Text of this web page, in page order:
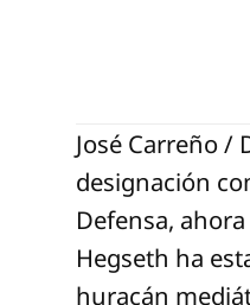
José Carreño /
designación
Defensa,
Hegseth ha
huracán